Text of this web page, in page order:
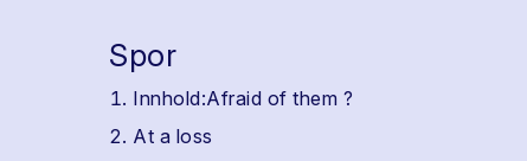
Spor
Innhold:Afraid of them ?
At a loss